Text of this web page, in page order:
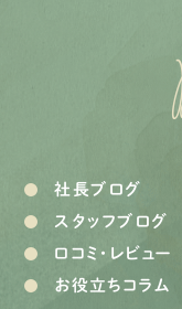
社長ブログ
スタッフブログ
口コミ・レビュー
お役立ちコラム